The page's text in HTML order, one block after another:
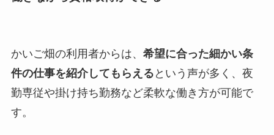
かいご畑の利用者からは、 希望に合った細かい条
件の仕事を紹介してもらえる という声が多く、夜
勤専従や掛け持ち勤務など柔軟な働き方が可能で
す。